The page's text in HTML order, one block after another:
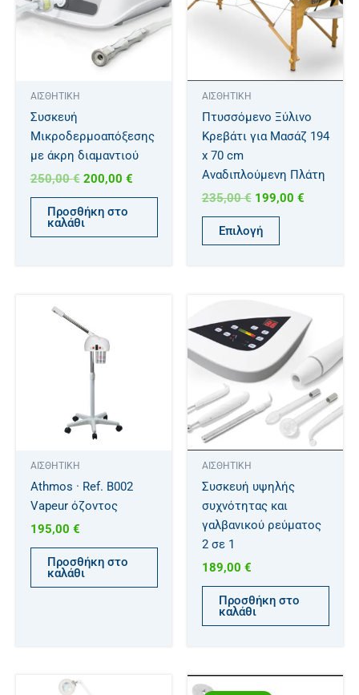
ΑΙΣΘΗΤΙΚΗ
Συσκευή
Μικροδερμοαπόξεσης
με άκρη διαμαντιού
250,00€ 200,00 €
Προσθήκη στο
καλάθι
ΑΙΣΘΗΤΙΚΗ
Πτυσσόμενο Ξύλινο
Κρεβάτι για Μασάζ 194
x 70 cm
Αναδιπλούμενη Πλάτη
235,00€ 199,00 €
Επιλογή
πολλαπλές
παραλλαγές.
Οι
επιλογές
του
προϊόντος
ΑΙΣΘΗΤΙΚΗ
Athmos · Ref. B002
Vapeur όζοντος
195,00 €
Προσθήκη στο
καλάθι
ΑΙΣΘΗΤΙΚΗ
Συσκευή υψηλής
συχνότητας και
γαλβανικού ρεύματος
2 σε 1
189,00 €
Προσθήκη στο
καλάθι